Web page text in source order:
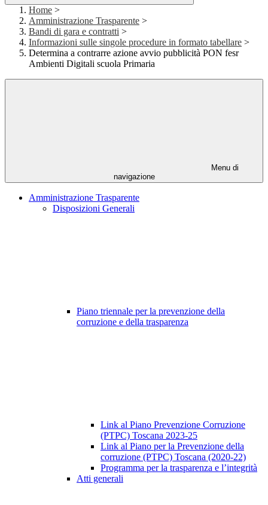
Home >
Amministrazione Trasparente >
Bandi di gara e contratti >
Informazioni sulle singole procedure in formato tabellare >
Determina a contrarre azione avvio pubblicità PON fesr
Ambienti Digitali scuola Primaria
Menu di
navigazione
Amministrazione Trasparente
Disposizioni Generali
Piano triennale per la prevenzione della
corruzione e della trasparenza
Link al Piano Prevenzione Corruzione
(PTPC) Toscana 2023-25
Link al Piano per la Prevenzione della
corruzione (PTPC) Toscana (2020-22)
Programma per la trasparenza e l’integrità
Atti generali